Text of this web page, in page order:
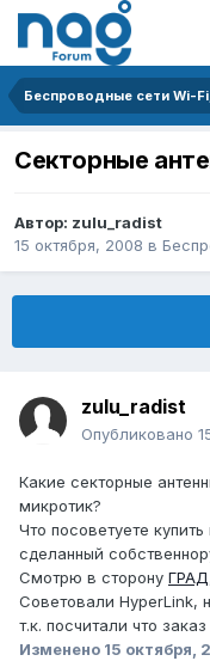
Беспроводные сети Wi-
Секторные
Автор: zulu_radist
15 октября, 2008 в
zulu_radist
Опубликовано
Какие секторные
микротик?
Что посоветуете
сделанный
Смотрю в сторону ГРАД
Советовали HyperLink,
т.к. посчитали что
Изменено 15 октября,